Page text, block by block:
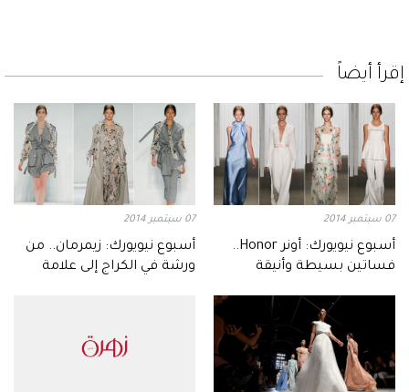
إقرأ أيضاً
07 سبتمبر 2014
أسبوع نيويورك: أونر Honor..
فساتين بسيطة وأنيقة
07 سبتمبر 2014
أسبوع نيويورك: زيمرمان.. من
ورشة في الكراج إلى علامة